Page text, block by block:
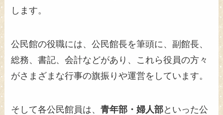
します。
公民館の役職には、公民館長を筆頭に、副館長、
総務、書記、会計などがあり、これら役員の方々
がさまざまな行事の旗振りや運営をしています。
そして各公民館員は、青年部・婦人部といった公